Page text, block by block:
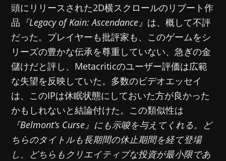
頭にリリースされた2D横スクロールのリブート作
品 『Legacy of Kain: Ascendance』 は、概して不評
だった。プレイヤーも批評家も、このゲームをシ
リーズの豊かな伝承を尊重していない、急ぎの金
儲けだと評し、Metacriticのユーザー評価は広範
な失望を反映していた。多数のビデオエッセイ
は、このIPは休眠状態にしておいた方が良かった
かもしれないと結論付けた。この類似性は
『Belmont’s Curse』にも示唆を与えてくれる。ど
ちらのタイトルも長期間の休止期間を経て登場
し、どちらもクリエイティブな投資が最小限であ